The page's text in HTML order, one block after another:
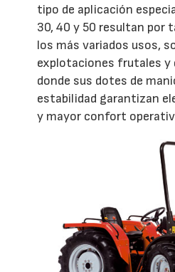
tipo de aplicación
30, 40 y 50 resultan por
los más variados usos,
explotaciones frutales y
donde sus dotes de
estabilidad garantizan
y mayor confort